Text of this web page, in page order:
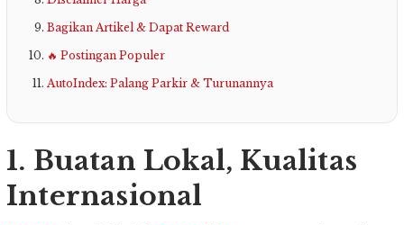
Bagikan Artikel & Dapat Reward
🔥 Postingan Populer
AutoIndex: Palang Parkir & Turunannya
1. Buatan Lokal, Kualitas
Internasional